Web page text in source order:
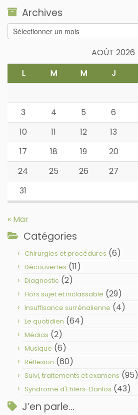
Archives
Archives
AOÛT 2026
L
M M J
3
4 5 6
10
11 12 13
17
18 19 20
24
25 26 27
31
« Mar
Catégories
Chirurgies et procédures (6)
Découvertes (11)
Diagnostic (2)
Hors sujet et inclassable (29)
Insuffisance surrénalienne (4)
Le quotidien (64)
Médias (2)
Musique (6)
Réflexion (60)
Suivi, traitements et examens (95)
Syndrome d'Ehlers-Danlos (43)
J’en parle…